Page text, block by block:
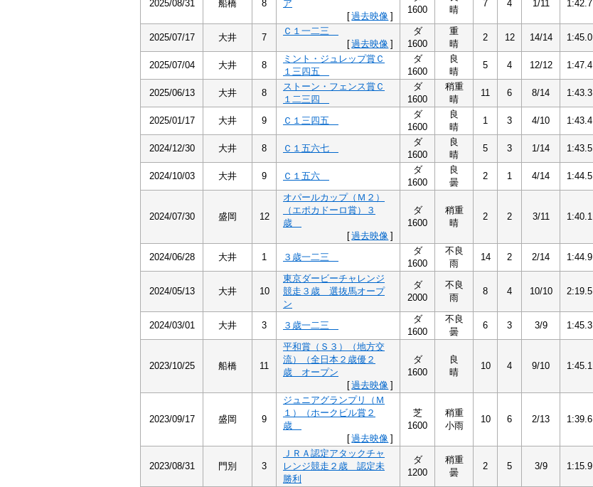
2025/08/31 船橋 8
ア
[過去映像 ]
1600
晴
7 4 1/11 1:42.7
2025/07/17 大井 7
Ｃ１一二三
[過去映像 ]
ダ
1600
重
晴
2 12 14/14 1:45.0
2025/07/04 大井 8
ミント・ジュレップ賞Ｃ
１三四五
ダ
1600
良
晴
5 4 12/12 1:47.4
2025/06/13 大井 8
ストーン・フェンス賞Ｃ
１二三四
ダ
1600
稍重
晴
11 6 8/14 1:43.3
2025/01/17 大井 9 Ｃ１三四五
ダ
1600
良
晴
1 3 4/10 1:43.4
2024/12/30 大井 8 Ｃ１五六七
ダ
1600
良
晴
5 3 1/14 1:43.5
2024/10/03 大井 9 Ｃ１五六
ダ
1600
良
曇
2 1 4/14 1:44.5
2024/07/30 盛岡 12
オパールカップ（Ｍ２）
（エポカドーロ賞）３
歳
[過去映像 ]
ダ
1600
稍重
晴
2 2 3/11 1:40.1
2024/06/28 大井 1 ３歳一二三
ダ
1600
不良
雨
14 2 2/14 1:44.9
2024/05/13 大井 10
東京ダービーチャレンジ
競走３歳 選抜馬オープ
ン
ダ
2000
不良
雨
8 4 10/10 2:19.5
2024/03/01 大井 3 ３歳一二三
ダ
1600
不良
曇
6 3 3/9 1:45.3
2023/10/25 船橋 11
平和賞（Ｓ３）（地方交
流）（全日本２歳優２
歳 オープン
[過去映像 ]
ダ
1600
良
晴
10 4 9/10 1:45.1
2023/09/17 盛岡 9
ジュニアグランプリ（Ｍ
１）（ホークビル賞２
歳
[過去映像 ]
芝
1600
稍重
小雨
10 6 2/13 1:39.6
2023/08/31 門別 3
ＪＲＡ認定アタックチャ
レンジ競走２歳 認定未
勝利
ダ
1200
稍重
曇
2 5 3/9 1:15.9